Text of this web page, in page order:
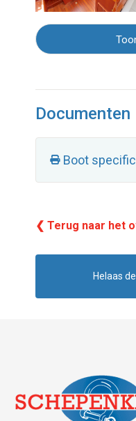
Documenten
Boot
❮ Terug naar het
Helaas